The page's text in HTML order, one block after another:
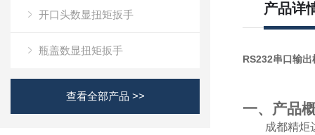
开口头数显扭矩扳手
瓶盖数显扭矩扳手
查看全部产品 >>
产品详
RS232串口输
一、产品
成都精炬